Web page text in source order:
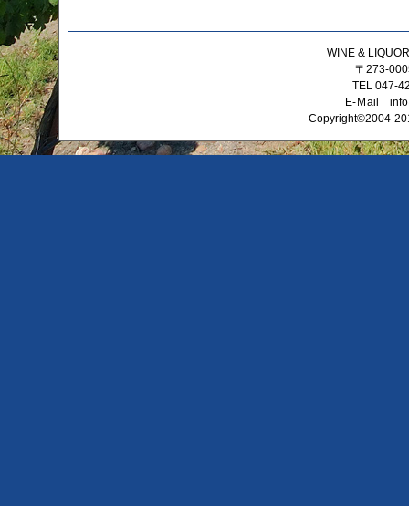
WINE &
〒273-
TEL 047-
E-Ｍail
Copyright©2004-